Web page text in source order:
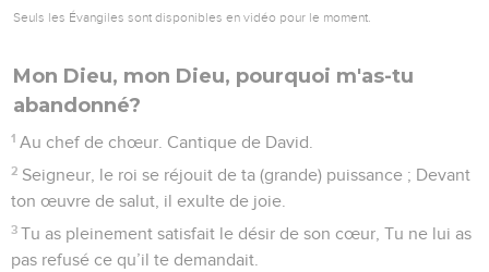
depuis Sion, il t’offre son soutien.
tes holocaustes soient agréés par lui.
5 Ce que ton cœur souhaite, puisse-t-il l’accorder ! Et ce que
tu projettes, qu’il veuille l’accomplir !
6 Pour fêter ta victoire, nous chanterons de joie, Déployant
nos bannières au nom de notre Dieu. Que le Seigneur
Je le sais, à cette heure : Dieu soutient son Messie,